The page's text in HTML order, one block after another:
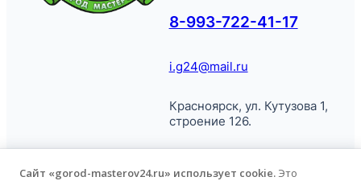
8-993-722-41-17
i.g24@mail.ru
Красноярск, ул. Кутузова 1,
строение 126.
Сайт «gorod-masterov24.ru» использует cookie. Это